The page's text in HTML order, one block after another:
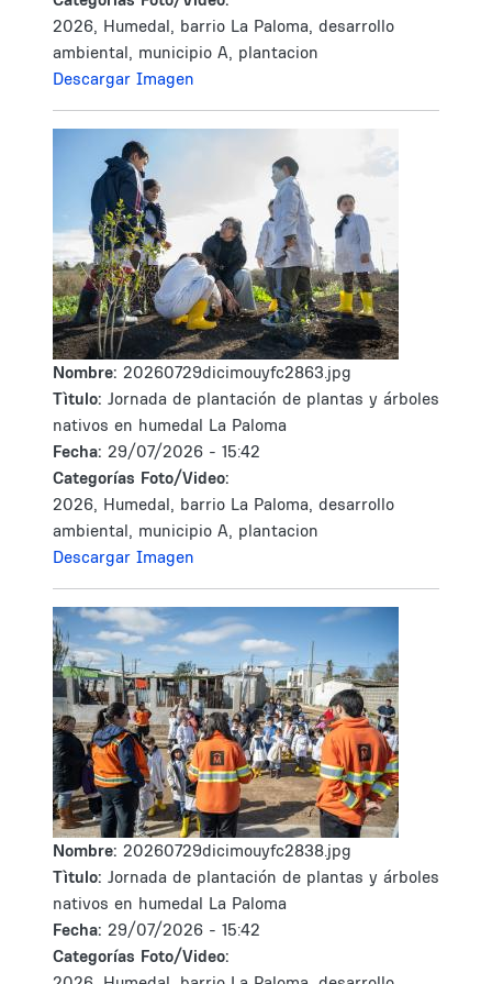
2026, Humedal, barrio La Paloma, desarrollo
ambiental, municipio A, plantacion
Descargar Imagen
Nombre: 20260729dicimouyfc2863.jpg
Tìtulo: Jornada de plantación de plantas y árboles
nativos en humedal La Paloma
Fecha: 29/07/2026 - 15:42
Categorías Foto/Video:
2026, Humedal, barrio La Paloma, desarrollo
ambiental, municipio A, plantacion
Descargar Imagen
Nombre: 20260729dicimouyfc2838.jpg
Tìtulo: Jornada de plantación de plantas y árboles
nativos en humedal La Paloma
Fecha: 29/07/2026 - 15:42
Categorías Foto/Video: